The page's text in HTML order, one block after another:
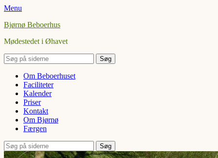
Menu
Bjørnø Beboerhus
Mødestedet i Øhavet
Søg
efter:
Primær
Menu
Spring
indhold
Om Beboerhuset
Faciliteter
Kalender
Priser
Kontakt
Om Bjørnø
Færgen
Søg
Søg
efter: